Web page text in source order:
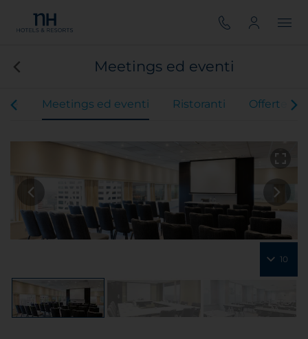
Meetings ed eventi
Meetings ed eventi Ristoranti Offerte
10